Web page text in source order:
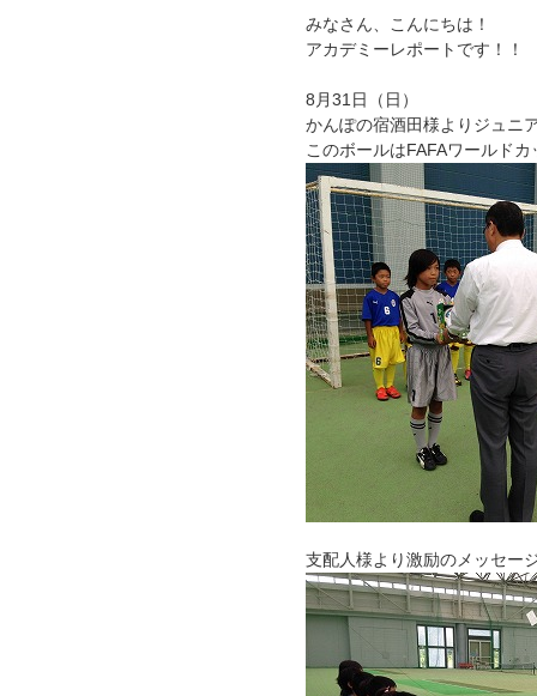
みなさん、こんにちは！
アカデミーレポートです！！
8月31日（日）
かんぽの宿酒田様よりジュニ
このボールはFAFAワールド
支配人様より激励のメッセー